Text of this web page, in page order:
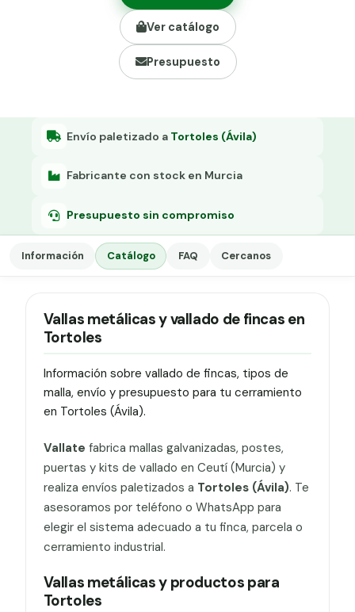
Abrazadera PVC malla H.
Grapa malla H.
Ver catálogo
Presupuesto
Envío paletizado a Tortoles (Ávila)
Fabricante con stock en Murcia
Presupuesto sin compromiso
Información Catálogo FAQ Cercanos
Vallas metálicas y vallado de fincas en
Tortoles
Información sobre vallado de fincas, tipos de
malla, envío y presupuesto para tu cerramiento
en Tortoles (Ávila).
Vallate fabrica mallas galvanizadas, postes,
puertas y kits de vallado en Ceutí (Murcia) y
realiza envíos paletizados a Tortoles (Ávila). Te
asesoramos por teléfono o WhatsApp para
elegir el sistema adecuado a tu finca, parcela o
cerramiento industrial.
Vallas metálicas y productos para
Tortoles